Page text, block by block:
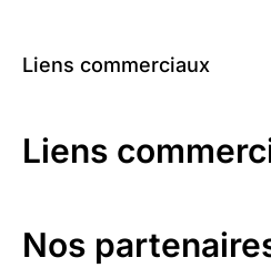
Liens commerciaux
Liens
Nos